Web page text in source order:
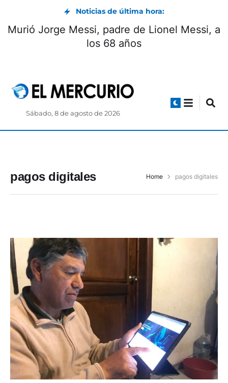
Noticias de última hora:
Murió Jorge Messi, padre de Lionel Messi, a
los 68 años
Sábado, 8 de agosto de 2026
pagos digitales Home pagos digitales